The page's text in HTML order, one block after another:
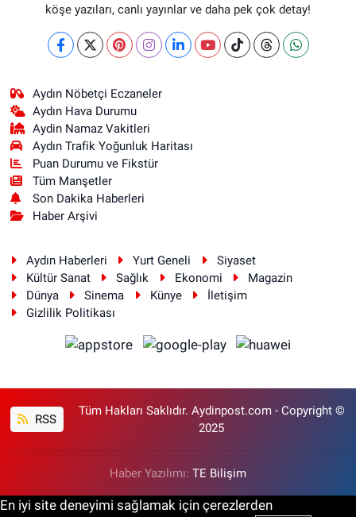
köşe yazıları, canlı yayınlar ve daha pek çok detay!
Aydın Nöbetçi Eczaneler
Aydın Hava Durumu
Aydin Namaz Vakitleri
Aydın Trafik Yoğunluk Haritası
Puan Durumu ve Fikstür
Tüm Manşetler
Son Dakika Haberleri
Haber Arşivi
Aydın Haberleri Yurt Geneli
Siyaset
Kültür Sanat
Sağlık Ekonomi
Magazin
Dünya
Sinema Künye
İletişim
Gizlilik Politikası
RSS
Tüm Hakları Saklıdır. Aydinpost.com - Copyright ©
2025
Haber Yazılımı: TE Bilişim
En iyi site deneyimi sağlamak için çerezlerden